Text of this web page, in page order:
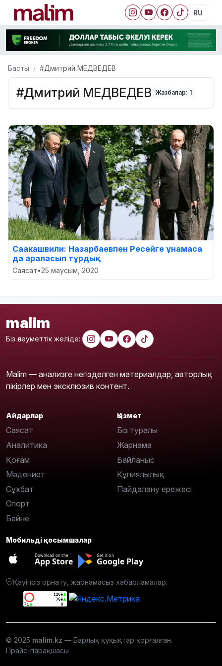
RU
Басты #Дмитрий МЕДВЕДЕВ
#Дмитрий МЕДВЕДЕВ Жазбалар: 1
Саакашвили: Назарбаевпен Ресейге ұнамаса
да араласып тұрдық
Саясат•25 маусым, 2020
malim
Біз әлеуметтік желіде:
Malim — анализге негізделген материалдар, авторлық
пікірлер мен эксклюзив контент.
Айдарлар
Саясат
Аналитика
Қоғам
Мәдениет
Сұхбат
Спорт
Бейне
Қызмет
Біз туралы
Жарнама
Байланыс
Құпиялылық
Пайдалану ережесі
Мобильді қосымшалар
Download on the
App Store
Get it on
Google Play
Қауіпсіз орнату, жарнамасыз хабарламалар.
© 2025 malim.kz — Барлық құқықтар қорғалған.
Прайс-парақшасы